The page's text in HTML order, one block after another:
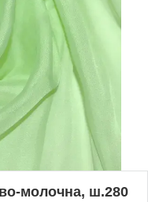
молочна, ш.280